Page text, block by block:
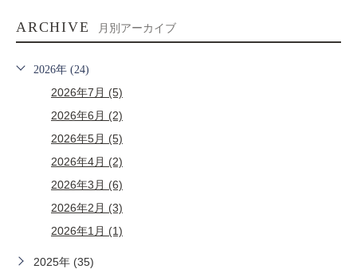
ARCHIVE 月別アーカイブ
2026年 (24)
2026年7月 (5)
2026年6月 (2)
2026年5月 (5)
2026年4月 (2)
2026年3月 (6)
2026年2月 (3)
2026年1月 (1)
2025年 (35)